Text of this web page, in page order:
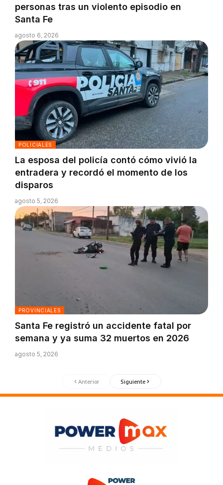
personas tras un violento episodio en
Santa Fe
agosto 6, 2026
POLICIALES
La esposa del policía contó cómo vivió la
entradera y recordó el momento de los
disparos
agosto 5, 2026
PROVINCIALES
Santa Fe registró un accidente fatal por
semana y ya suma 32 muertos en 2026
agosto 5, 2026
Anterior Siguiente